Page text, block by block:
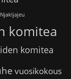
komitea
komitea
vuosikokous